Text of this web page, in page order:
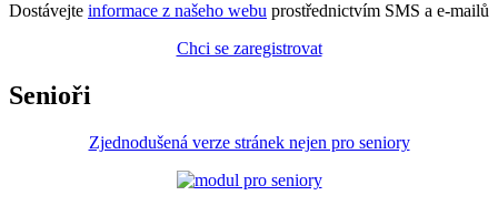
Dostávejte informace z našeho webu prostřednictvím SMS a e-mailů
Chci se zaregistrovat
Senioři
Zjednodušená verze stránek nejen pro seniory